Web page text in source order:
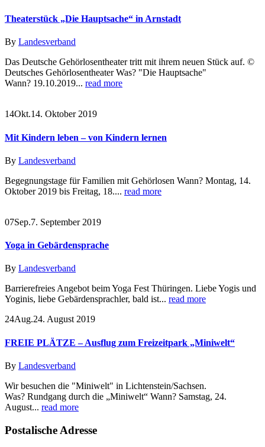
Theaterstück „Die Hauptsache“ in Arnstadt
By Landesverband
Das Deutsche Gehörlosentheater tritt mit ihrem neuen Stück auf. ©
Deutsches Gehörlosentheater Was? "Die Hauptsache"
Wann? 19.10.2019... read more
14Okt.14. Oktober 2019
Mit Kindern leben – von Kindern lernen
By Landesverband
Begegnungstage für Familien mit Gehörlosen Wann? Montag, 14.
Oktober 2019 bis Freitag, 18.... read more
07Sep.7. September 2019
Yoga in Gebärdensprache
By Landesverband
Barrierefreies Angebot beim Yoga Fest Thüringen. Liebe Yogis und
Yoginis, liebe Gebärdensprachler, bald ist... read more
24Aug.24. August 2019
FREIE PLÄTZE – Ausflug zum Freizeitpark „Miniwelt“
By Landesverband
Wir besuchen die "Miniwelt" in Lichtenstein/Sachsen.
Was? Rundgang durch die „Miniwelt“ Wann? Samstag, 24.
August... read more
Postalische Adresse